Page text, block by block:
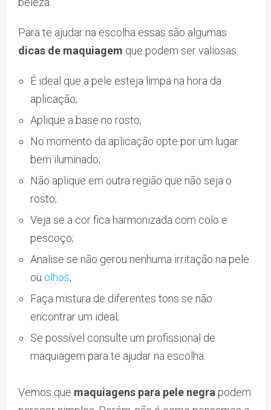
Para te ajudar na escolha essas são algumas
dicas de maquiagem que podem ser valiosas:
É ideal que a pele esteja limpa na hora da
aplicação;
Aplique a base no rosto;
No momento da aplicação opte por um lugar
bem iluminado;
Não aplique em outra região que não seja o
rosto;
Veja se a cor fica harmonizada com colo e
pescoço;
Analise se não gerou nenhuma irritação na pele
ou olhos;
Faça mistura de diferentes tons se não
encontrar um ideal;
Se possível consulte um profissional de
maquiagem para te ajudar na escolha.
Vemos que maquiagens para pele negra podem